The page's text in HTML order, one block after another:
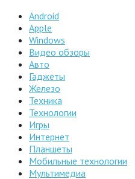
Android
Apple
Windows
Видео обзоры
Авто
Гаджеты
Железо
Техника
Технологии
Игры
Интернет
Планшеты
Мобильные технологии
Мультимедиа